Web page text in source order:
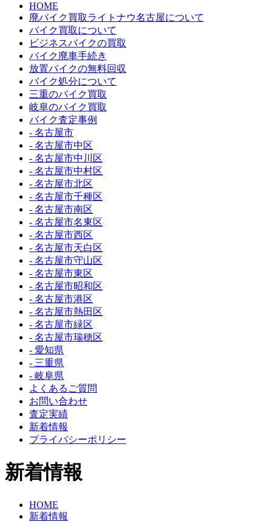
HOME
廃バイク買取ライトナウ名古屋について
バイク買取について
ビジネスバイクの買取
バイク廃車手続き
放置バイクの無料回収
バイク処分について
三重のバイク買取
岐阜のバイク買取
バイク査定事例
- 名古屋市
- 名古屋市中区
- 名古屋市中川区
- 名古屋市中村区
- 名古屋市北区
- 名古屋市千種区
- 名古屋市南区
- 名古屋市名東区
- 名古屋市西区
- 名古屋市天白区
- 名古屋市守山区
- 名古屋市東区
- 名古屋市昭和区
- 名古屋市港区
- 名古屋市熱田区
- 名古屋市緑区
- 名古屋市瑞穂区
- 愛知県
- 三重県
- 岐阜県
よくあるご質問
お問い合わせ
査定実績
新着情報
プライバシーポリシー
新着情報
HOME
新着情報